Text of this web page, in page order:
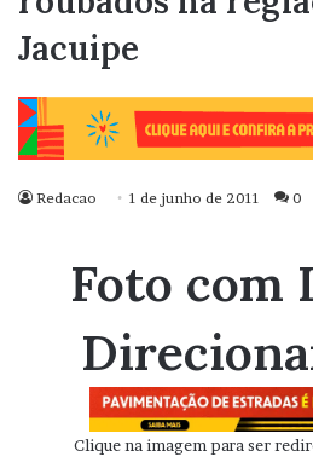
Jacuipe
Redacao 1 de junho de 2011 0
Foto com
Clique na imagem para ser